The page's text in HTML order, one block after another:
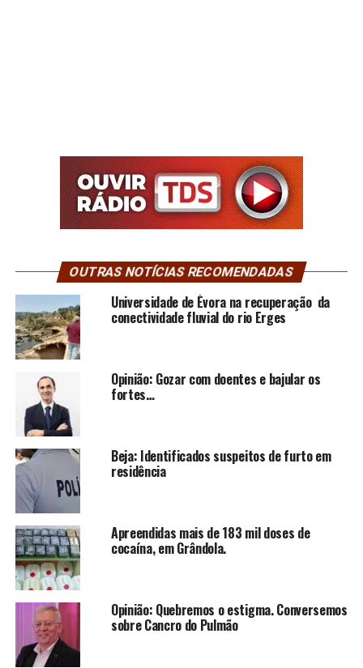
OUTRAS NOTÍCIAS RECOMENDADAS
Universidade de Évora na recuperação da
conectividade fluvial do rio Erges
Opinião: Gozar com doentes e bajular os
fortes…
Beja: Identificados suspeitos de furto em
residência
Apreendidas mais de 183 mil doses de
cocaína, em Grândola.
Opinião: Quebremos o estigma. Conversemos
sobre Cancro do Pulmão